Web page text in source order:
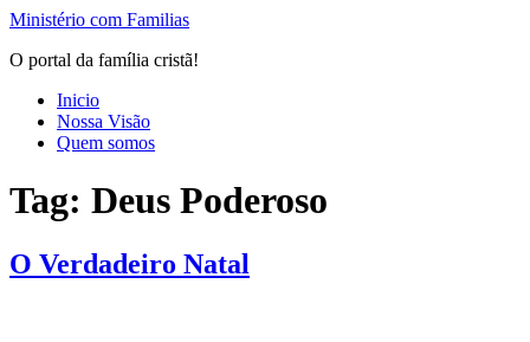
Ir
o
Ministério com Familias
O portal da família cristã!
Inicio
Nossa Visão
Quem somos
Tag: Deus Poderoso
O Verdadeiro Natal